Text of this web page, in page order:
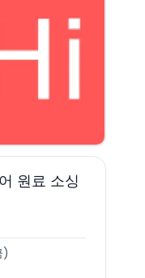
원료 소싱
)